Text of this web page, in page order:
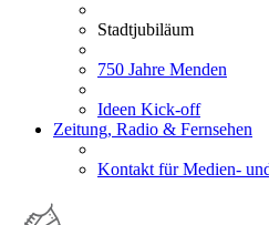
Stadtjubiläum
750 Jahre Menden
Ideen Kick-off
Zeitung, Radio & Fernsehen
Kontakt für Medien-